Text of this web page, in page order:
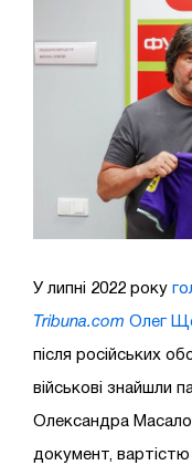
У липні 2022 року
Tribuna.com Олег
після російських
військові знайшли
Олександра
документ,